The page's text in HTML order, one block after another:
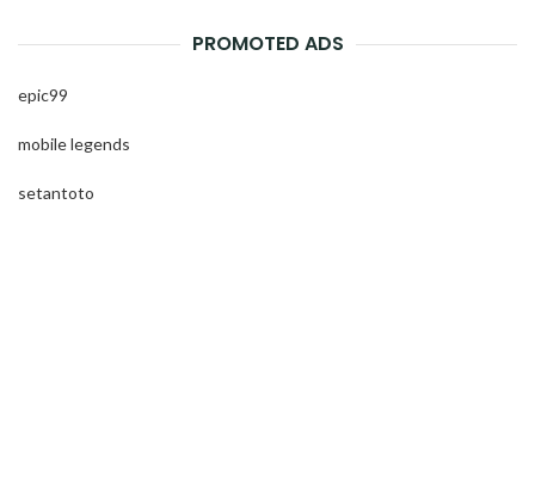
PROMOTED ADS
epic99
mobile legends
setantoto